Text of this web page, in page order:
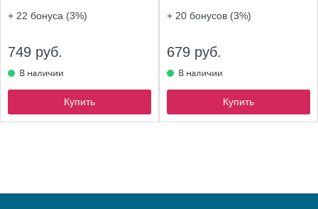
+ 22 бонуса (3%)
749 руб.
Купить
+ 20 бонусов (3%)
679 руб.
Купить